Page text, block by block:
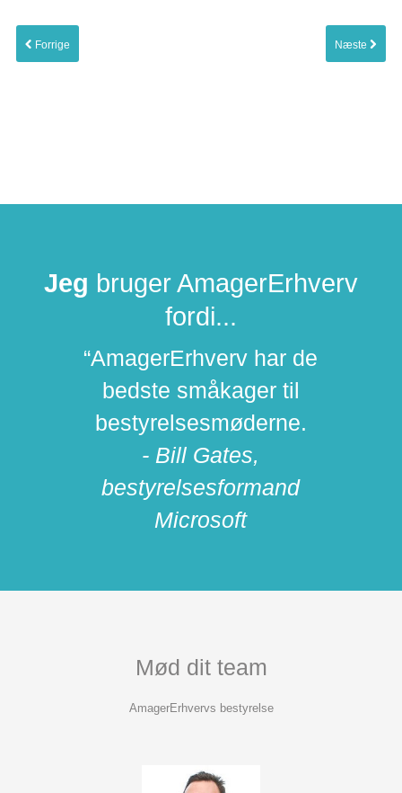
Forrige Næste
Jeg bruger AmagerErhverv
fordi...
“AmagerErhverv har de
bedste småkager til
bestyrelsesmøderne.
- Bill Gates,
bestyrelsesformand
Microsoft
Mød dit team
AmagerErhvervs bestyrelse